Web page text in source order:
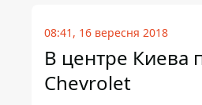
08:41, 16 вересня 2018
В центре Киева
Chevrolet